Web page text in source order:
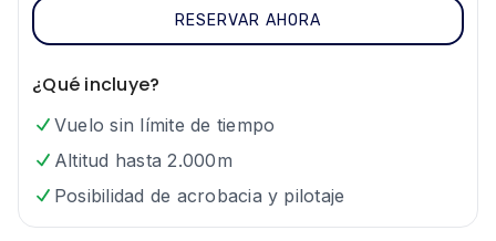
RESERVAR AHORA
¿Qué incluye?
Vuelo sin límite de tiempo
Altitud hasta 2.000m
Posibilidad de acrobacia y pilotaje